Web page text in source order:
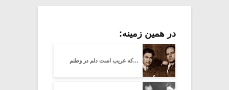
در همین زمینه:
…که غریب است دلم در وطنم